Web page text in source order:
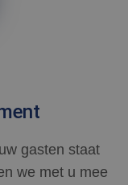
gasten staat
we met u mee